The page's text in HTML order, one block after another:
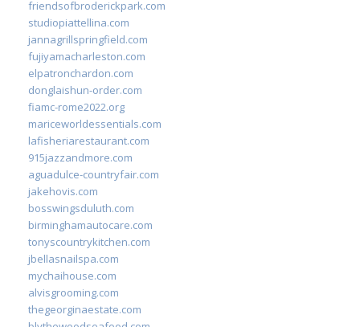
friendsofbroderickpark.com
studiopiattellina.com
jannagrillspringfield.com
fujiyamacharleston.com
elpatronchardon.com
donglaishun-order.com
fiamc-rome2022.org
mariceworldessentials.com
lafisheriarestaurant.com
915jazzandmore.com
aguadulce-countryfair.com
jakehovis.com
bosswingsduluth.com
birminghamautocare.com
tonyscountrykitchen.com
jbellasnailspa.com
mychaihouse.com
alvisgrooming.com
thegeorginaestate.com